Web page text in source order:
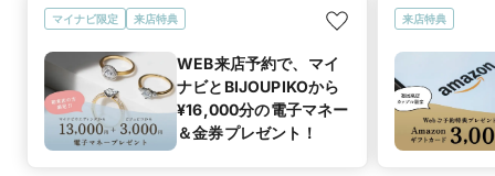
マイナビ限定 来店特典
WEB来店予約で、マイ
ナビとBIJOUPIKOから
¥16,000分の電子マネー
＆金券プレゼント！
来店特典